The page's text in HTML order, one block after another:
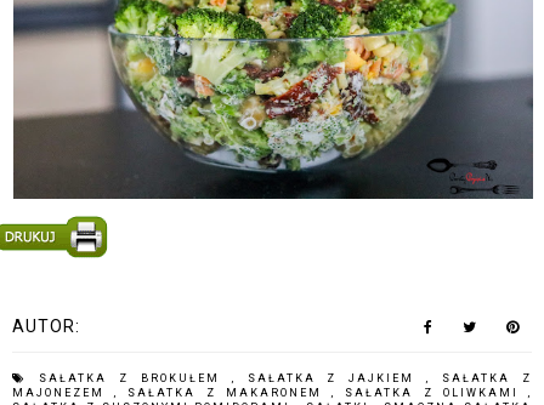
AUTOR:
SAŁATKA Z BROKUŁEM , SAŁATKA Z JAJKIEM, SAŁATKA Z
MAJONEZEM, SAŁATKA Z MAKARONEM, SAŁATKA Z OLIWKAMI,